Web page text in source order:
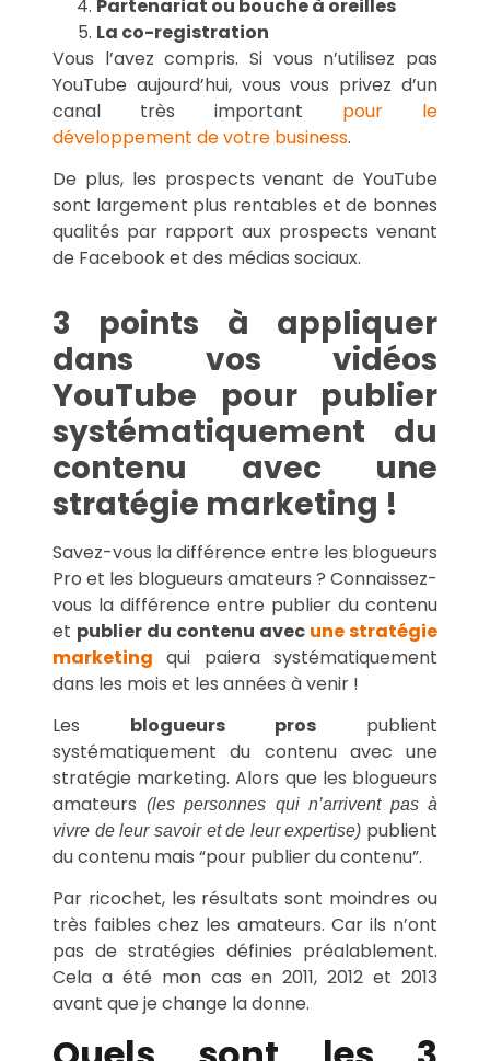
Partenariat ou bouche à oreilles
La co-registration
Vous l’avez compris. Si vous n’utilisez pas
YouTube aujourd’hui, vous vous privez d’un
canal très important pour le
développement de votre business.
De plus, les prospects venant de YouTube
sont largement plus rentables et de bonnes
qualités par rapport aux prospects venant
de Facebook et des médias sociaux.
3 points à appliquer
dans vos vidéos
YouTube pour publier
systématiquement du
contenu avec une
stratégie marketing !
Savez-vous la différence entre les blogueurs
Pro et les blogueurs amateurs ? Connaissez-
vous la différence entre publier du contenu
et publier du contenu avec une stratégie
marketing qui paiera systématiquement
dans les mois et les années à venir !
Les blogueurs pros publient
systématiquement du contenu avec une
stratégie marketing. Alors que les blogueurs
amateurs (les personnes qui n’arrivent pas à
vivre de leur savoir et de leur expertise) publient
du contenu mais “pour publier du contenu”.
Par ricochet, les résultats sont moindres ou
très faibles chez les amateurs. Car ils n’ont
pas de stratégies définies préalablement.
Cela a été mon cas en 2011, 2012 et 2013
avant que je change la donne.